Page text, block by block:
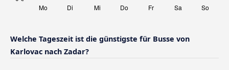
Welche Tageszeit ist die günstigste für Busse von
Karlovac nach Zadar?